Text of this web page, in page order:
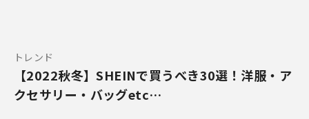
トレンド
【2022秋冬】SHEINで買うべき30選！洋服・ア
クセサリー・バッグetc…